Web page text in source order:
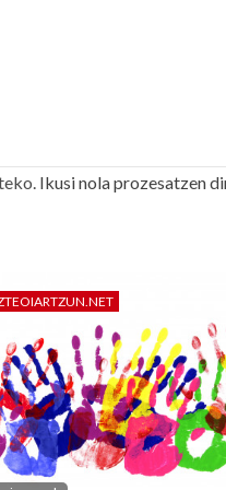
Ikusi nola prozesatzen